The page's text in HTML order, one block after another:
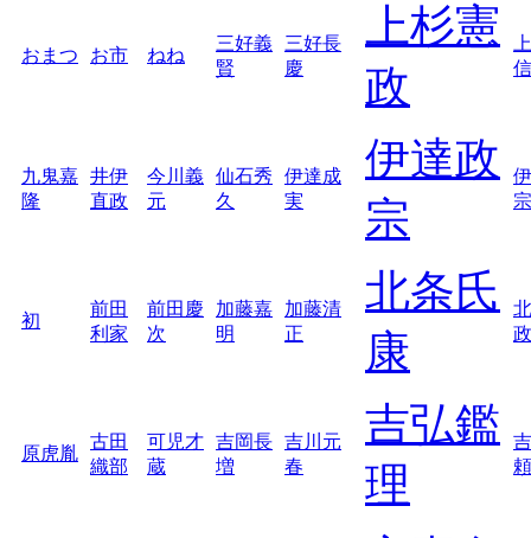
おまつ お市 ねね
三好義
賢
三好長
慶
上杉憲
政
信
九鬼嘉
隆
井伊
直政
今川義
元
仙石秀
久
伊達成
実
伊達政
宗
宗
初
前田
利家
前田慶
次
加藤嘉
明
加藤清
正
北条氏
康
政
原虎胤
古田
織部
可児才
蔵
吉岡長
増
吉川元
春
吉弘鑑
理
頼